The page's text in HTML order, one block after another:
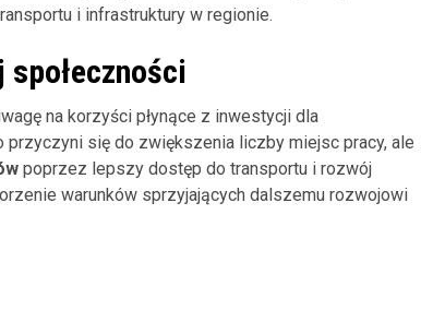
i infrastruktury w regionie.
na korzyści płynące z inwestycji dla
się do zwiększenia liczby miejsc pracy, ale
poprzez lepszy dostęp do transportu i rozwój
warunków sprzyjających dalszemu rozwojowi